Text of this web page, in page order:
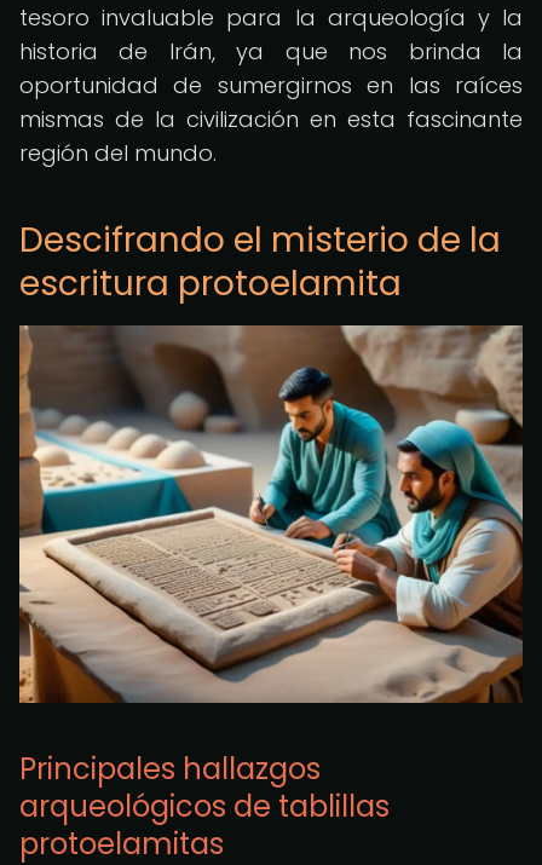
tesoro invaluable para la arqueología y la
historia de Irán, ya que nos brinda la
oportunidad de sumergirnos en las raíces
mismas de la civilización en esta fascinante
región del mundo.
Descifrando el misterio de la
escritura protoelamita
Principales hallazgos
arqueológicos de tablillas
protoelamitas